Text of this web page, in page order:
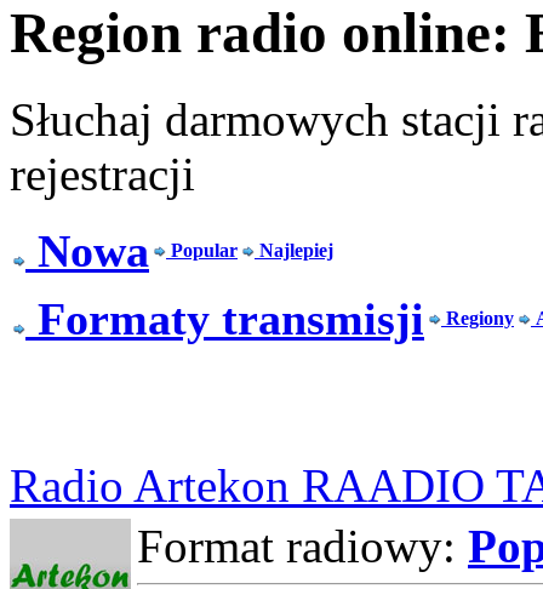
Region radio online:
Słuchaj darmowych stacji
rejestracji
Nowa Popular Najlepiej
Formaty transmisji Regiony
Radio Artekon RAADIO
Format radiowy: